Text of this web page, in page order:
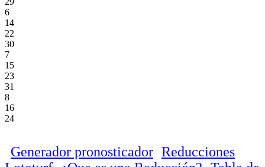
6
14
22
30
7
15
23
31
8
16
24
Generador pronosticador Reducciones